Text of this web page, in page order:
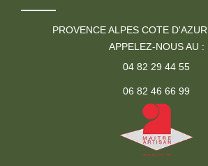
PROVENCE ALPES COTE
APPELEZ-NOUS AU :
04 82 29 44 55
06 82 46 66 99